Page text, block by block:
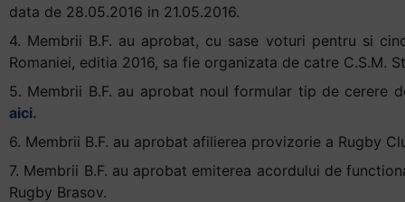
data de 28.05.2016 in 21.05.2016.
4. Membrii B.F. au aprobat, cu sase voturi pentru si
Romaniei, editia 2016, sa fie organizata de catre C.S.M.
5. Membrii B.F. au aprobat noul formular tip de cerere
aici.
6. Membrii B.F. au aprobat afilierea provizorie a Rugby
7. Membrii B.F. au aprobat emiterea acordului de
Rugby Brasov.